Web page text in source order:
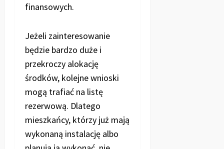
finansowych.
Jeżeli zainteresowanie
będzie bardzo duże i
przekroczy alokację
środków, kolejne wnioski
mogą trafiać na listę
rezerwową. Dlatego
mieszkańcy, którzy już mają
wykonaną instalację albo